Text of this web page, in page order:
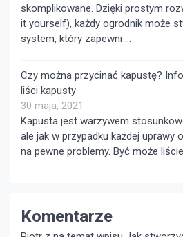
skomplikowane. Dzięki prostym
it yourself), każdy ogrodnik może
system, który zapewni …
Czy można przycinać kapustę?
liści kapusty
30 maja, 2021
Kapusta jest warzywem
ale jak w przypadku każdej uprawy
na pewne problemy. Być może
Komentarze